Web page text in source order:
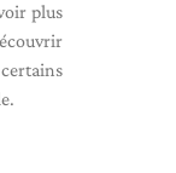
plus